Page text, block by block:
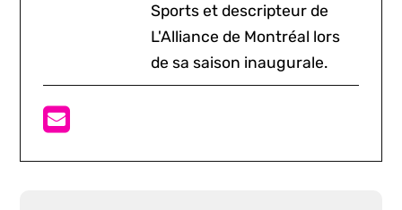
Sports et descripteur de
L'Alliance de Montréal lors
de sa saison inaugurale.